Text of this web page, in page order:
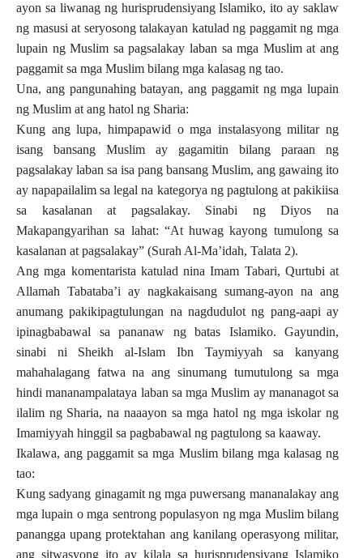
ayon sa liwanag ng hurisprudensiyang Islamiko, ito ay saklaw
ng masusi at seryosong talakayan katulad ng paggamit ng mga
lupain ng Muslim sa pagsalakay laban sa mga Muslim at ang
paggamit sa mga Muslim bilang mga kalasag ng tao.
Una, ang pangunahing batayan, ang paggamit ng mga lupain
ng Muslim at ang hatol ng Sharia:
Kung ang lupa, himpapawid o mga instalasyong militar ng
isang bansang Muslim ay gagamitin bilang paraan ng
pagsalakay laban sa isa pang bansang Muslim, ang gawaing ito
ay napapailalim sa legal na kategorya ng pagtulong at pakikiisa
sa kasalanan at pagsalakay. Sinabi ng Diyos na
Makapangyarihan sa lahat: “At huwag kayong tumulong sa
kasalanan at pagsalakay” (Surah Al-Ma’idah, Talata 2).
Ang mga komentarista katulad nina Imam Tabari, Qurtubi at
Allamah Tabataba’i ay nagkakaisang sumang-ayon na ang
anumang pakikipagtulungan na nagdudulot ng pang-aapi ay
ipinagbabawal sa pananaw ng batas Islamiko. Gayundin,
sinabi ni Sheikh al-Islam Ibn Taymiyyah sa kanyang
mahahalagang fatwa na ang sinumang tumutulong sa mga
hindi mananampalataya laban sa mga Muslim ay mananagot sa
ilalim ng Sharia, na naaayon sa mga hatol ng mga iskolar ng
Imamiyyah hinggil sa pagbabawal ng pagtulong sa kaaway.
Ikalawa, ang paggamit sa mga Muslim bilang mga kalasag ng
tao:
Kung sadyang ginagamit ng mga puwersang mananalakay ang
mga lupain o mga sentrong populasyon ng mga Muslim bilang
panangga upang protektahan ang kanilang operasyong militar,
ang sitwasyong ito ay kilala sa hurisprudensiyang Islamiko